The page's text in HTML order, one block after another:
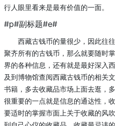
行人眼里看来是最有价值的一面。
#p#副标题#e#
西藏古钱币的量很少，因此往往
聚齐所有的古钱币，那么就要随时
界的各种信息，还有就是最好深入
及到博物馆查阅西藏古钱币的相关
书籍，多去收藏品市场上面去逛，
很重要的一点就是信息的通达性，
要适时的掌握市面上关于收藏的风